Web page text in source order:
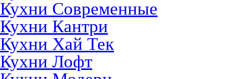
Кухни Современные
Кухни Кантри
Кухни Хай Тек
Кухни Лофт